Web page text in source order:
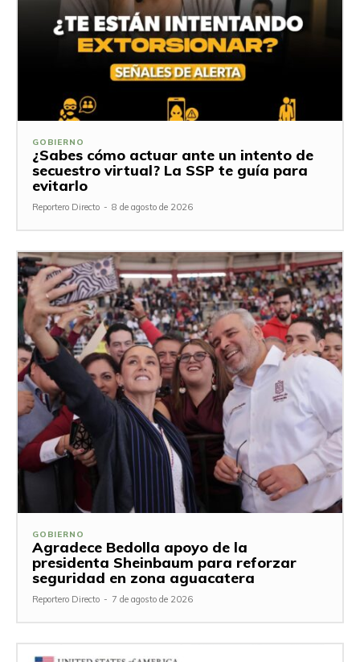
GOBIERNO
¿Sabes cómo actuar ante un intento de
secuestro virtual? La SSP te guía para
evitarlo
Reportero Directo - 8 de agosto de 2026
GOBIERNO
Agradece Bedolla apoyo de la
presidenta Sheinbaum para reforzar
seguridad en zona aguacatera
Reportero Directo - 7 de agosto de 2026